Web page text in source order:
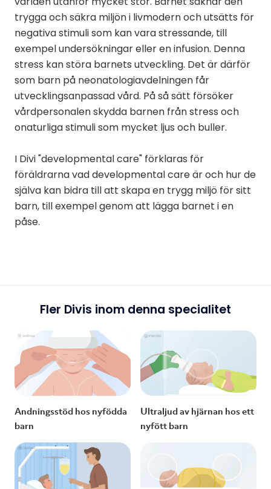
trygga och säkra miljön i livmodern och utsätts för
negativa stimuli som kan vara stressande, till
exempel undersökningar eller en infusion. Denna
stress kan störa barnets utveckling. Det är därför
som barn på neonatologiavdelningen får
utvecklingsanpassad vård. På så sätt försöker
vårdpersonalen skydda barnen från stress och
onaturliga stimuli som mycket ljus och buller.
I Divi "developmental care" förklaras för
föräldrarna vad developmental care är och hur de
själva kan bidra till att skapa en trygg miljö för sitt
barn, till exempel genom att lägga barnet i en
påse.
Fler Divis inom denna specialitet
Andningsstöd hos nyfödda
barn
Ultraljud av hjärnan hos ett
nyfött barn